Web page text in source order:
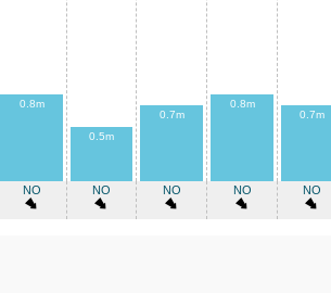
0.8m
0.5m
0.7m
0.8m
0.7m
NO NO NO NO NO